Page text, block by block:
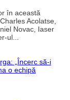
în această
Acolatse,
Novac, Iaser
ul...